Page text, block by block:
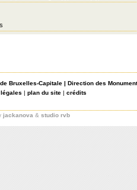
Bruxelles-Capitale | Direction des
| plan du site | crédits
jackanova & studio rvb